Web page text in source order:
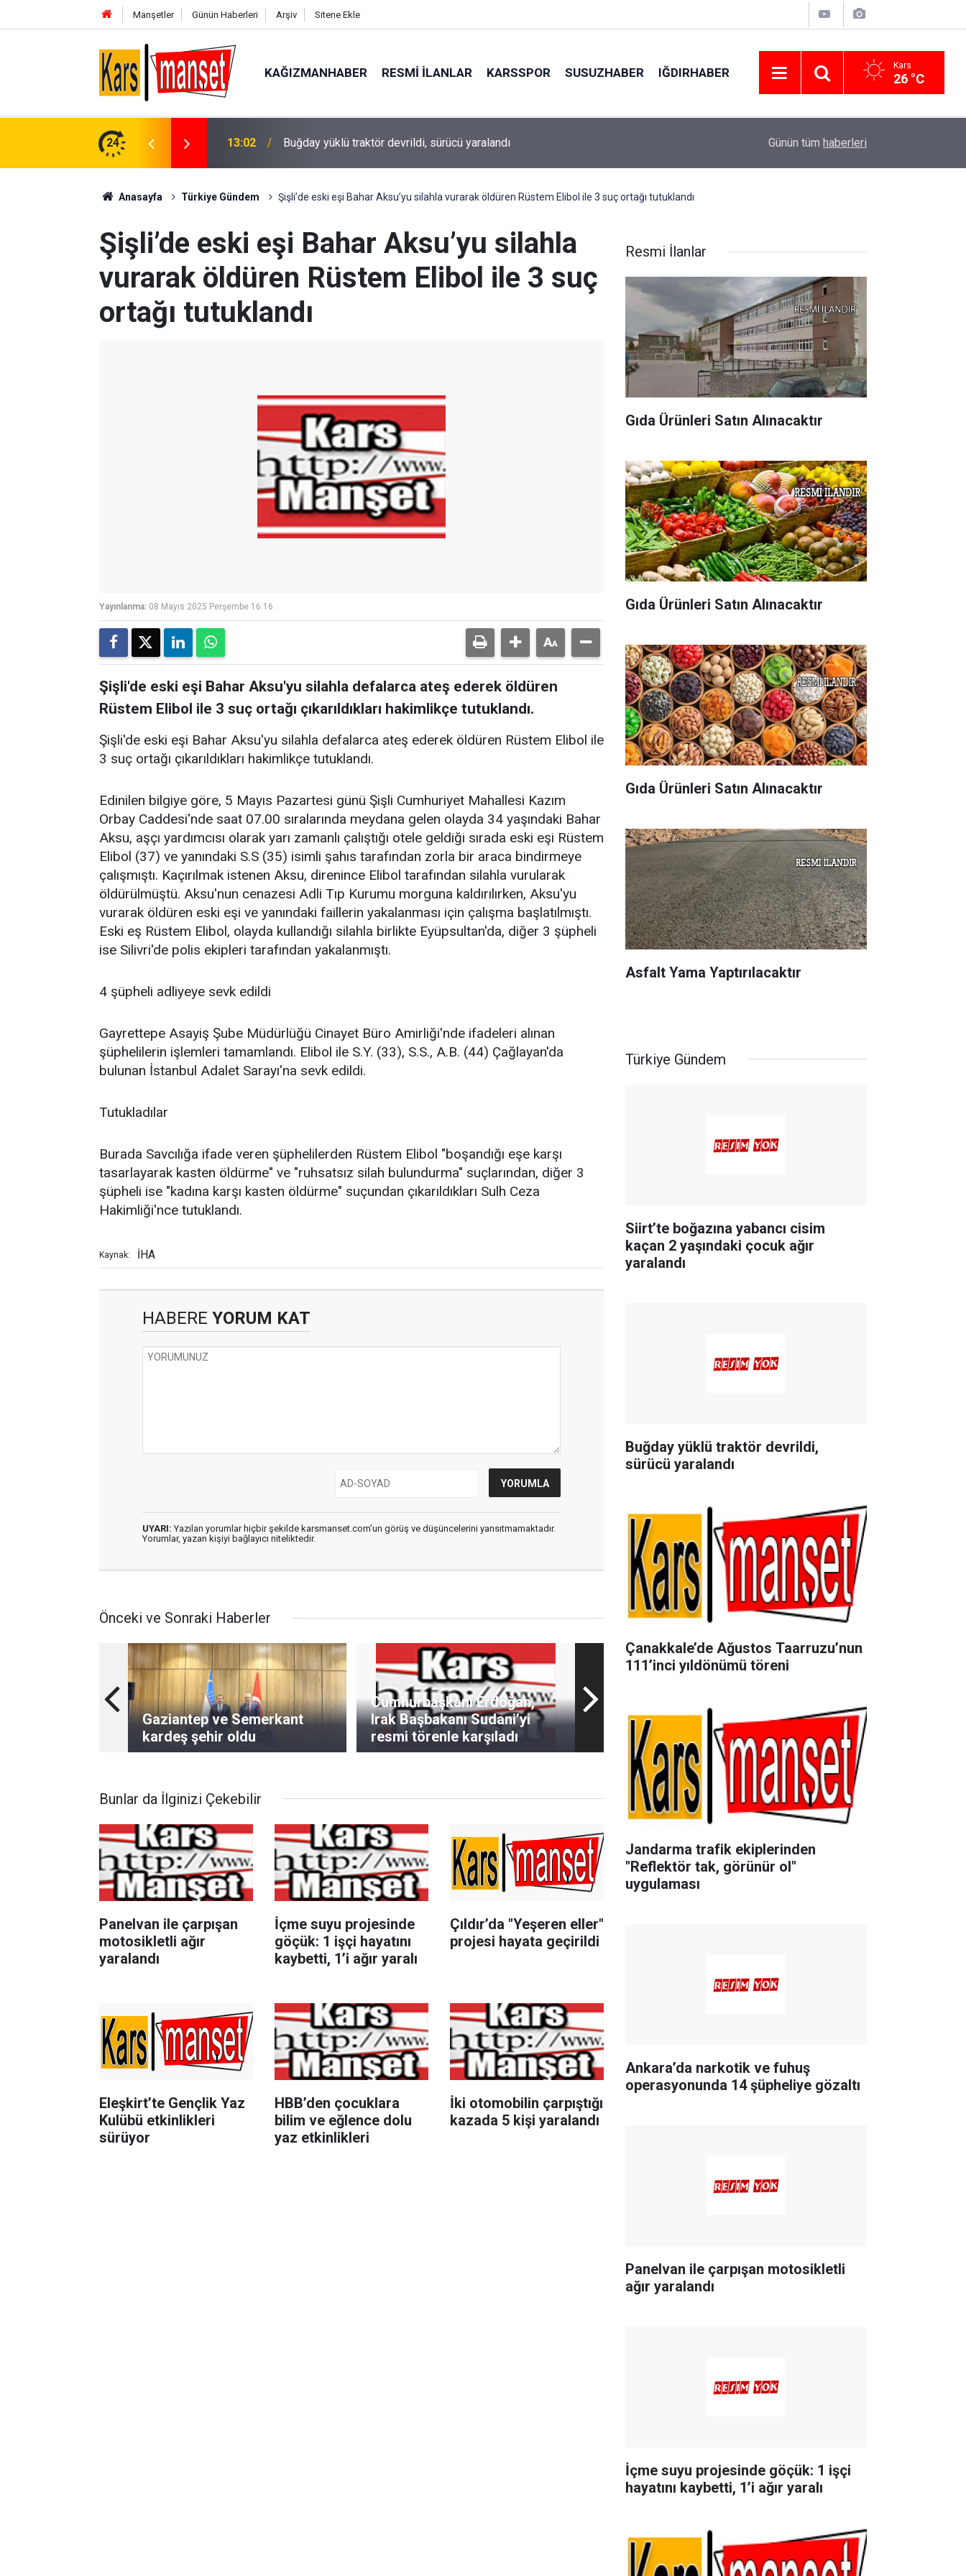
Manşetler Günün Haberleri Arşiv Sitene Ekle
KAĞIZMANHABER RESMI İLANLAR KARSSPOR SUSUZHABER IĞDIRHABER Kars
26 °C
24 13:02 Çanakkale’de Ağustos Taarruzu’nun 111’inci yıldönümü töreni Jandarma trafik ekiplerinden "Reflektör tak,
Günün tüm haberleri
Anasayfa Türkiye Gündem Şişli’de eski eşi Bahar Aksu’yu silahla vurarak öldüren Rüstem Elibol ile 3 suç ortağı tutuklandı
Şişli’de eski eşi Bahar Aksu’yu silahla
vurarak öldüren Rüstem Elibol ile 3 suç
ortağı tutuklandı
Yayınlanma: 08 Mayıs 2025 Perşembe 16:16
Şişli'de eski eşi Bahar Aksu'yu silahla defalarca ateş ederek öldüren
Rüstem Elibol ile 3 suç ortağı çıkarıldıkları hakimlikçe tutuklandı.
Şişli'de eski eşi Bahar Aksu'yu silahla defalarca ateş ederek öldüren Rüstem Elibol ile
3 suç ortağı çıkarıldıkları hakimlikçe tutuklandı.
Edinilen bilgiye göre, 5 Mayıs Pazartesi günü Şişli Cumhuriyet Mahallesi Kazım
Orbay Caddesi'nde saat 07.00 sıralarında meydana gelen olayda 34 yaşındaki Bahar
Aksu, aşçı yardımcısı olarak yarı zamanlı çalıştığı otele geldiği sırada eski eşi Rüstem
Elibol (37) ve yanındaki S.S (35) isimli şahıs tarafından zorla bir araca bindirmeye
çalışmıştı. Kaçırılmak istenen Aksu, direnince Elibol tarafından silahla vurularak
öldürülmüştü. Aksu'nun cenazesi Adli Tıp Kurumu morguna kaldırılırken, Aksu'yu
vurarak öldüren eski eşi ve yanındaki faillerin yakalanması için çalışma başlatılmıştı.
Eski eş Rüstem Elibol, olayda kullandığı silahla birlikte Eyüpsultan'da, diğer 3 şüpheli
ise Silivri'de polis ekipleri tarafından yakalanmıştı.
4 şüpheli adliyeye sevk edildi
Gayrettepe Asayiş Şube Müdürlüğü Cinayet Büro Amirliği'nde ifadeleri alınan
şüphelilerin işlemleri tamamlandı. Elibol ile S.Y. (33), S.S., A.B. (44) Çağlayan'da
bulunan İstanbul Adalet Sarayı'na sevk edildi.
Tutukladılar
Burada Savcılığa ifade veren şüphelilerden Rüstem Elibol "boşandığı eşe karşı
tasarlayarak kasten öldürme" ve "ruhsatsız silah bulundurma" suçlarından, diğer 3
şüpheli ise "kadına karşı kasten öldürme" suçundan çıkarıldıkları Sulh Ceza
Hakimliği'nce tutuklandı.
Kaynak: İHA
HABERE YORUM KAT
UYARI: Yazılan yorumlar hiçbir şekilde karsmanset.com’un görüş ve düşüncelerini yansıtmamaktadır.
Yorumlar, yazan kişiyi bağlayıcı niteliktedir.
Önceki ve Sonraki Haberler
Gaziantep ve Semerkant
kardeş şehir oldu
Cumhurbaşkanı Erdoğan,
Irak Başbakanı Sudani’yi
resmi törenle karşıladı
Bunlar da İlginizi Çekebilir
Panelvan ile çarpışan
motosikletli ağır
yaralandı
İçme suyu projesinde
göçük: 1 işçi hayatını
kaybetti, 1’i ağır yaralı
Çıldır’da "Yeşeren eller"
projesi hayata geçirildi
Eleşkirt’te Gençlik Yaz
Kulübü etkinlikleri
sürüyor
HBB’den çocuklara
bilim ve eğlence dolu
yaz etkinlikleri
İki otomobilin çarpıştığı
kazada 5 kişi yaralandı
Resmi İlanlar
Gıda Ürünleri Satın Alınacaktır
Gıda Ürünleri Satın Alınacaktır
Gıda Ürünleri Satın Alınacaktır
Asfalt Yama Yaptırılacaktır
Türkiye Gündem
Siirt’te boğazına yabancı cisim
kaçan 2 yaşındaki çocuk ağır
yaralandı
Buğday yüklü traktör devrildi,
sürücü yaralandı
Çanakkale’de Ağustos Taarruzu’nun
111’inci yıldönümü töreni
Jandarma trafik ekiplerinden
"Reflektör tak, görünür ol"
uygulaması
Ankara’da narkotik ve fuhuş
operasyonunda 14 şüpheliye gözaltı
Panelvan ile çarpışan motosikletli
ağır yaralandı
İçme suyu projesinde göçük: 1 işçi
hayatını kaybetti, 1’i ağır yaralı